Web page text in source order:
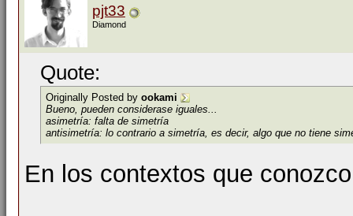
pjt33
Diamond
Quote:
Originally Posted by ookami
Bueno, pueden considerase iguales...
asimetría: falta de simetría
antisimetría: lo contrario a simetría, es decir, algo que no tiene
En los contextos que